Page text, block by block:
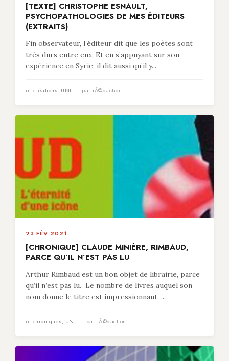
[TEXTE] CHRISTOPHE ESNAULT,
PSYCHOPATHOLOGIES DE MES ÉDITEURS
(EXTRAITS)
Fin observateur, l’éditeur dit que les poètes sont
très durs entre eux. Et en s’appuyant sur son
expérience en Syrie, il dit aussi qu’il y...
in créations, UNE — par rÃ©daction
23 FÉV 2021
[CHRONIQUE] CLAUDE MINIÈRE, RIMBAUD,
PARCE QU’IL N’EST PAS LU
Arthur Rimbaud est un bon objet de librairie, parce
qu’il n’est pas lu. Le nombre de livres auquel son
nom donne le titre est impressionnant. ...
in chroniques, UNE — par rÃ©daction